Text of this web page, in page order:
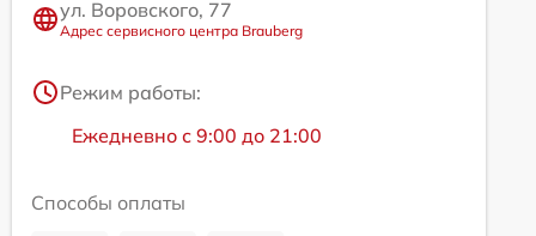
ул. Воровского, 77
Адрес сервисного центра Brauberg
Режим работы:
Ежедневно с 9:00 до 21:00
Способы оплаты